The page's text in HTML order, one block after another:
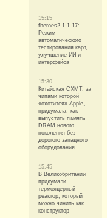
15:15
fheroes2 1.1.17:
Режим
автоматического
тестирования карт,
улучшение ИИ и
интерфейса
15:30
Китайская CXMT, за
чипами которой
«охотится» Apple,
придумала, как
выпустить память
DRAM нового
поколения без
дорогого западного
оборудования
15:45
В Великобритании
придумали
термоядерный
реактор, который
можно чинить как
конструктор